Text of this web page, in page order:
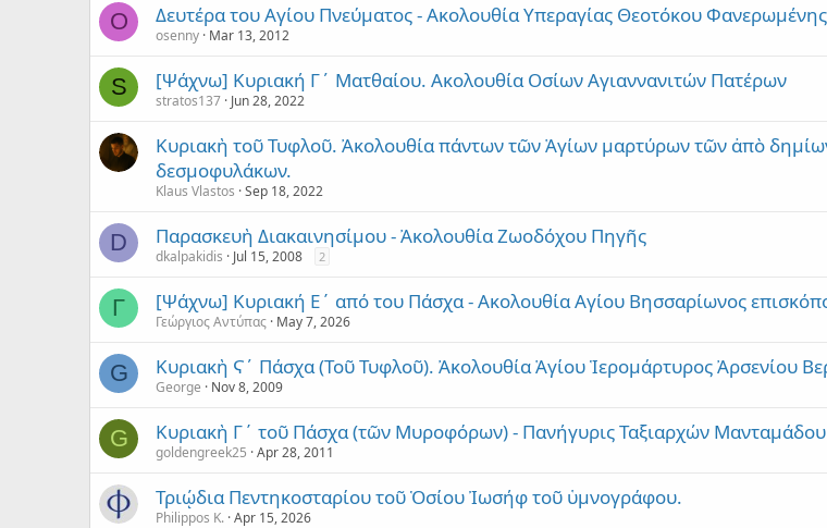
O Δευτέρα του Αγίου Πνεύματος - Ακολουθία Υπεραγίας Θεοτόκου
osenny Mar 13, 2012
S [Ψάχνω] Κυριακή Γ´ Ματθαίου. Ακολουθία Οσίων Αγιαννανιτών Πατέρων
stratos137 Jun 28, 2022
Κυριακὴ τοῦ Τυφλοῦ. Ἀκολουθία πάντων τῶν Ἁγίων μαρτύρων τῶν ἀπὸ
δεσμοφυλάκων.
Klaus Vlastos Sep 18, 2022
D Παρασκευὴ Διακαινησίμου - Ἀκολουθία Ζωοδόχου Πηγῆς
dkalpakidis Jul 15, 2008 2
Γ [Ψάχνω] Κυριακή Ε΄ από του Πάσχα - Ακολουθία Αγίου Βησσαρίωνος
Γεώργιος Αντύπας May 7, 2026
G Κυριακὴ Ϛ´ Πάσχα (Τοῦ Τυφλοῦ). Ἀκολουθία Ἁγίου Ἱερομάρτυρος Ἀρσενίου
George Nov 8, 2009
G Κυριακὴ Γ΄ τοῦ Πάσχα (τῶν Μυροφόρων) - Πανήγυρις Ταξιαρχών
goldengreek25 Apr 28, 2011
Τριῴδια Πεντηκοσταρίου τοῦ Ὁσίου Ἰωσήφ τοῦ ὑμνογράφου.
Philippos K. Apr 15, 2026